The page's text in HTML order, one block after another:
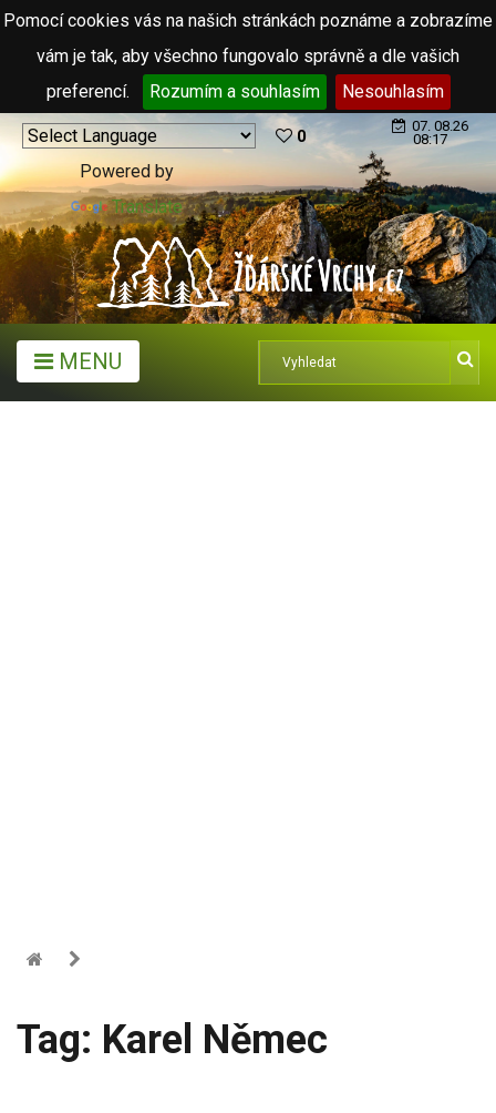
Pomocí cookies vás na našich stránkách poznáme a zobrazíme
vám je tak, aby všechno fungovalo správně a dle vašich
preferencí.
Rozumím a souhlasím Nesouhlasím
Powered by
Translate
0
07. 08.26
08:17
MENU
Tag: Karel Němec